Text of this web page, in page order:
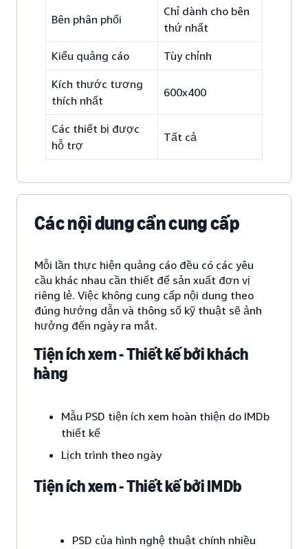
Bên phân phối
Chỉ dành cho bên
thứ nhất
Kiểu quảng cáo Tùy chỉnh
Kích thước tương
thích nhất
600x400
Các thiết bị được
hỗ trợ
Tất cả
Các nội dung cần cung cấp
Mỗi lần thực hiện quảng cáo đều có các yêu
cầu khác nhau cần thiết để sản xuất đơn vị
riêng lẻ. Việc không cung cấp nội dung theo
đúng hướng dẫn và thông số kỹ thuật sẽ ảnh
hưởng đến ngày ra mắt.
Tiện ích xem - Thiết kế bởi khách
hàng
Mẫu PSD tiện ích xem hoàn thiện do IMDb
thiết kế
Lịch trình theo ngày
Tiện ích xem - Thiết kế bởi IMDb
PSD của hình nghệ thuật chính nhiều